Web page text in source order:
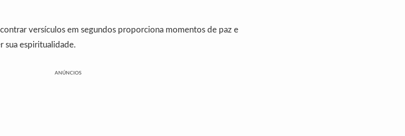
versículos em segundos proporciona momentos de paz e
sua espiritualidade.
ANÚNCIOS